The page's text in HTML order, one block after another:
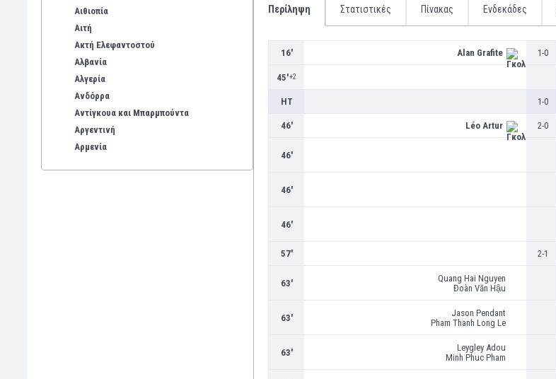
Αιθιοπία
Αιτή
Ακτή Ελεφαντοστού
Αλβανία
Αλγερία
Ανδόρρα
Αντίγκουα και Μπαρμπούντα
Αργεντινή
Αρμενία
Περίληψη Στατιστικές Πίνακας Ενδεκάδες
16' Alan Grafite 1-0
45'+2
HT 1-0
46' Léo Artur 2-0
46'
46'
46'
57' 2-1
63'
Quang Hai Nguyen
Đoàn Văn Hậu
63'
Jason Pendant
Pham Thanh Long Le
63'
Leygley Adou
Minh Phuc Pham